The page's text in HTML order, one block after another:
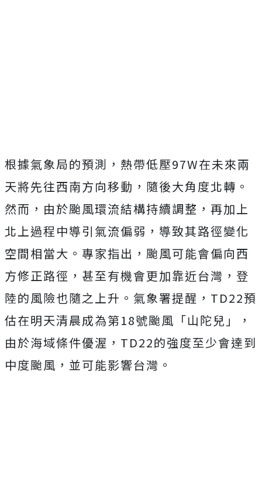
根據氣象局的預測，熱帶低壓97W在未來兩
天將先往西南方向移動，隨後大角度北轉。
然而，由於颱風環流結構持續調整，再加上
北上過程中導引氣流偏弱，導致其路徑變化
空間相當大。專家指出，颱風可能會偏向西
方修正路徑，甚至有機會更加靠近台灣，登
陸的風險也隨之上升。氣象署提醒，TD22預
估在明天清晨成為第18號颱風「山陀兒」，
由於海域條件優渥，TD22的強度至少會達到
中度颱風，並可能影響台灣。